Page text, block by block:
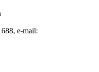
e-mail: